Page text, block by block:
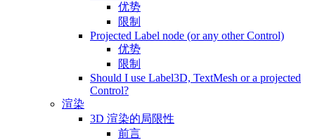
优势
限制
Projected Label node (or any other Control)
优势
限制
Should I use Label3D, TextMesh or a projected
Control?
渲染
3D 渲染的局限性
前言